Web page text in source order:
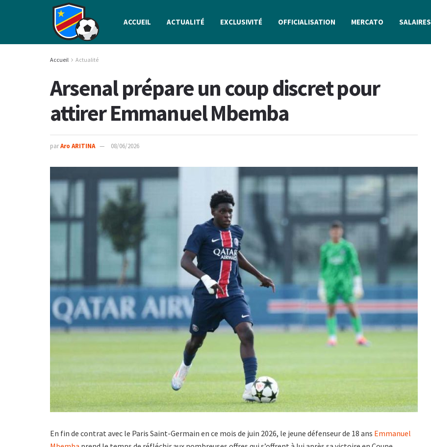
ACCUEIL ACTUALITÉ EXCLUSIVITÉ OFFICIALISATION MERCATO SALAIRES
Accueil Actualité
Arsenal prépare un coup discret pour
attirer Emmanuel Mbemba
parAro ARITINA 08/06/2026
En fin de contrat avec le Paris Saint-Germain en ce mois de juin 2026, le jeune défenseur de 18 ans Emmanuel